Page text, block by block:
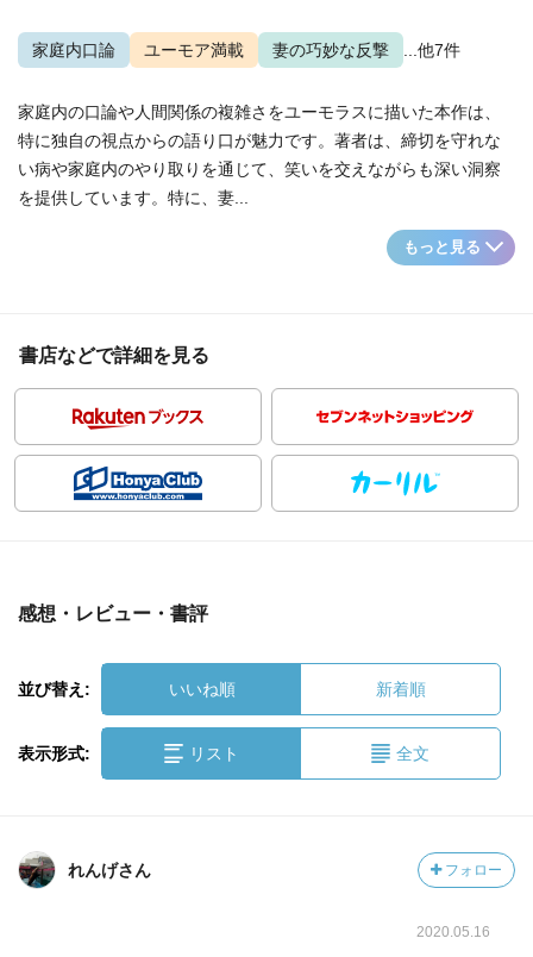
家庭内口論 ユーモア満載 妻の巧妙な反撃 ...他7件
家庭内の口論や人間関係の複雑さをユーモラスに描いた本作は、
特に独自の視点からの語り口が魅力です。著者は、締切を守れな
い病や家庭内のやり取りを通じて、笑いを交えながらも深い洞察
を提供しています。特に、妻...
もっと見る
書店などで詳細を見る
感想・レビュー・書評
並び替え: いいね順 新着順
表示形式: リスト 全文
れんげさん フォロー
2020.05.16